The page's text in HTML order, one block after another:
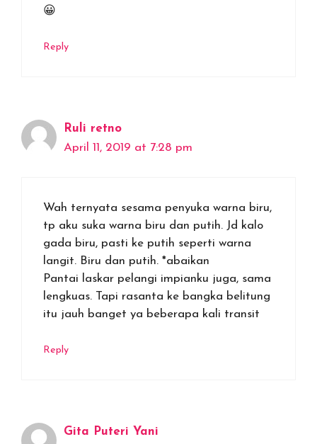
😀
Reply
Ruli retno
April 11, 2019 at 7:28 pm
Wah ternyata sesama penyuka warna biru,
tp aku suka warna biru dan putih. Jd kalo
gada biru, pasti ke putih seperti warna
langit. Biru dan putih. *abaikan
Pantai laskar pelangi impianku juga, sama
lengkuas. Tapi rasanta ke bangka belitung
itu jauh banget ya beberapa kali transit
Reply
Gita Puteri Yani